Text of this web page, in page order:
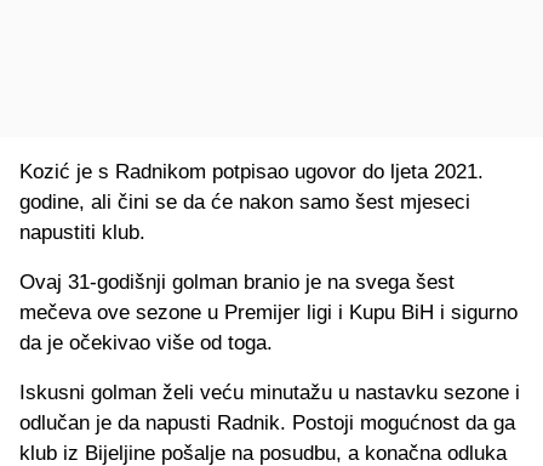
Kozić je s Radnikom potpisao ugovor do ljeta 2021.
godine, ali čini se da će nakon samo šest mjeseci
napustiti klub.
Ovaj 31-godišnji golman branio je na svega šest
mečeva ove sezone u Premijer ligi i Kupu BiH i sigurno
da je očekivao više od toga.
Iskusni golman želi veću minutažu u nastavku sezone i
odlučan je da napusti Radnik. Postoji mogućnost da ga
klub iz Bijeljine pošalje na posudbu, a konačna odluka